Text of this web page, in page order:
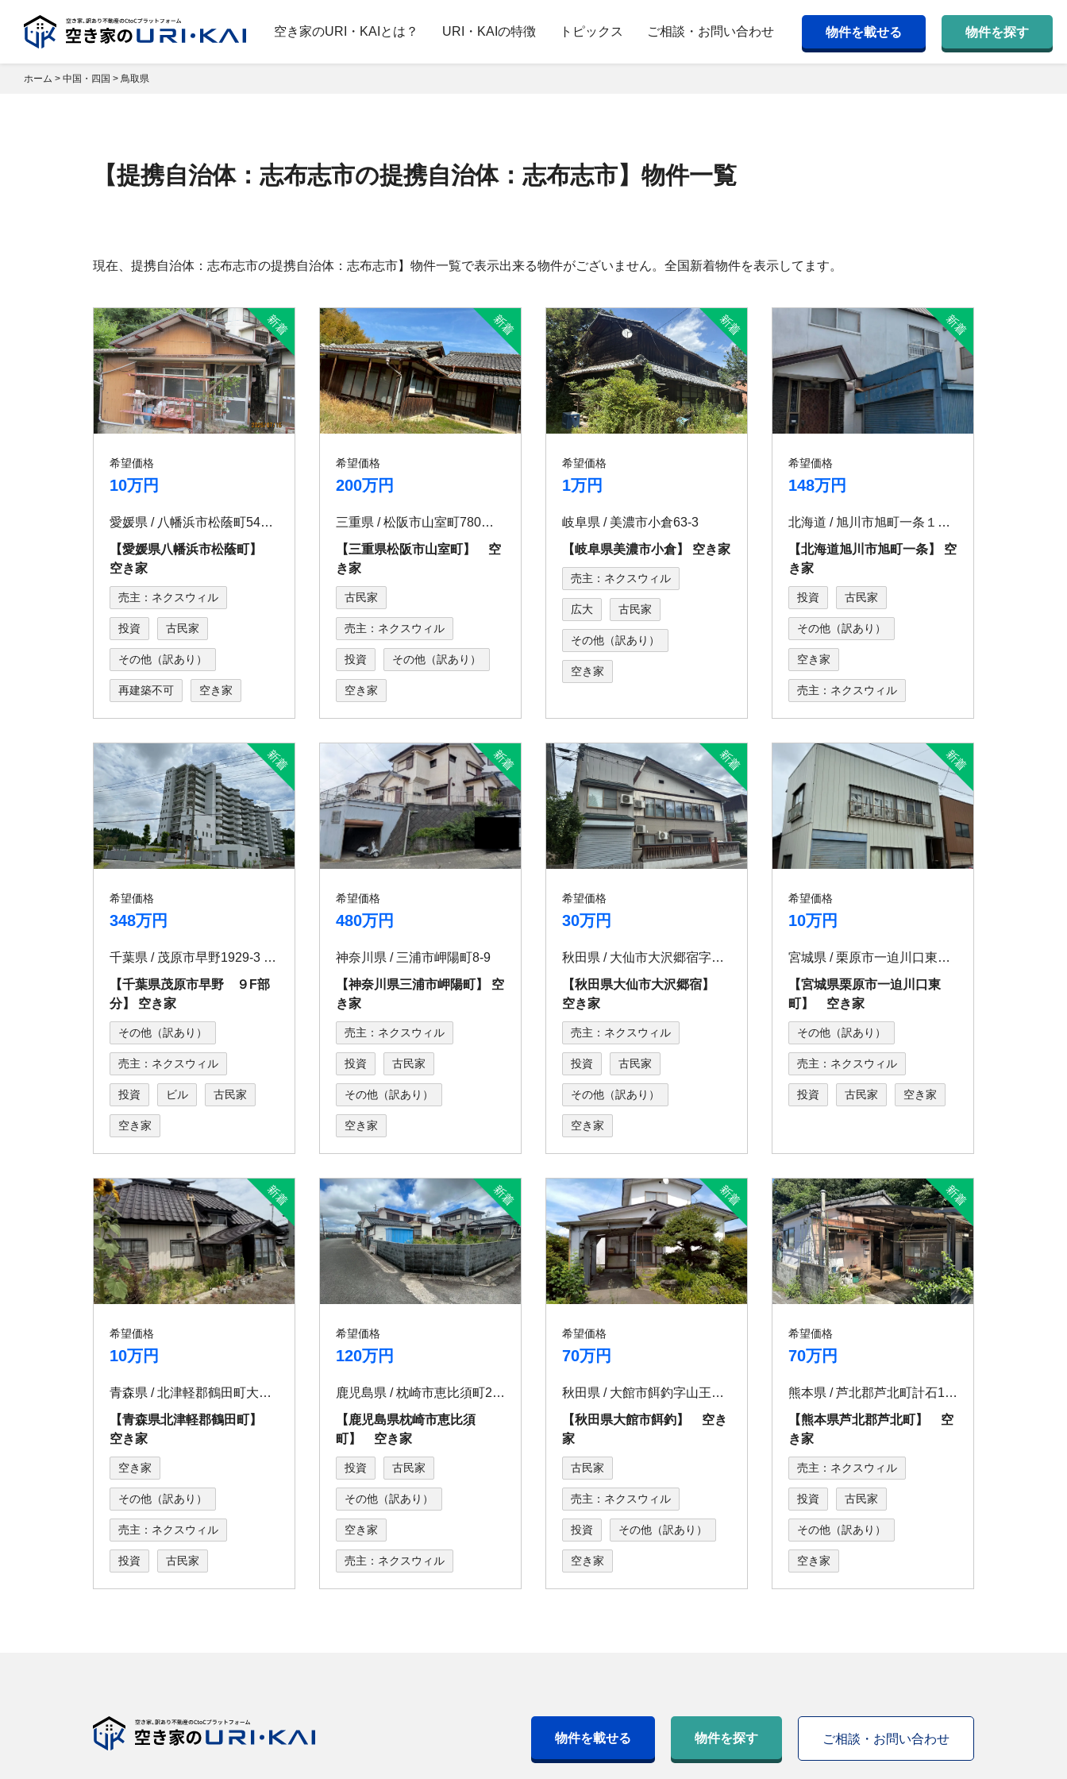
空き家のURI・KAIとは？ URI・KAIの特徴 トピックス ご相談・お問い合わせ 物件を載せる 物件を探す
ホーム > 中国・四国 > 鳥取県
【提携自治体：志布志市の提携自治体：志布志市】物件一覧
現在、提携自治体：志布志市の提携自治体：志布志市】物件一覧で表示出来る物件がございません。全国新着物件を表示してます。
希望価格
10万円
愛媛県 / 八幡浜市松蔭町547番地3
【愛媛県八幡浜市松蔭町】
空き家
売主：ネクスウィル
投資 古民家
その他（訳あり）
再建築不可 空き家
希望価格
200万円
三重県 / 松阪市山室町780番地
【三重県松阪市山室町】 空
き家
古民家
売主：ネクスウィル
投資 その他（訳あり）
空き家
希望価格
1万円
岐阜県 / 美濃市小倉63-3
【岐⾩県美濃市⼩倉】 空き家
売主：ネクスウィル
広大 古民家
その他（訳あり）
空き家
希望価格
148万円
北海道 / 旭川市旭町⼀条１８丁⽬2156-31
【北海道旭川市旭町⼀条】 空
き家
投資 古民家
その他（訳あり）
空き家
売主：ネクスウィル
希望価格
348万円
千葉県 / 茂原市早野1929-3 コスモ茂原 907
【千葉県茂原市早野 ９F部
分】 空き家
その他（訳あり）
売主：ネクスウィル
投資 ビル 古民家
空き家
希望価格
480万円
神奈川県 / 三浦市岬陽町8-9
【神奈川県三浦市岬陽町】 空
き家
売主：ネクスウィル
投資 古民家
その他（訳あり）
空き家
希望価格
30万円
秋田県 / 大仙市大沢郷宿字宿74
【秋田県大仙市大沢郷宿】
空き家
売主：ネクスウィル
投資 古民家
その他（訳あり）
空き家
希望価格
10万円
宮城県 / 栗原市一迫川口東町23番
【宮城県栗原市一迫川口東
町】 空き家
その他（訳あり）
売主：ネクスウィル
投資 古民家 空き家
希望価格
10万円
青森県 / 北津軽郡鶴田町大性一本柳40-1
【青森県北津軽郡鶴田町】
空き家
空き家
その他（訳あり）
売主：ネクスウィル
投資 古民家
希望価格
120万円
鹿児島県 / 枕崎市恵比須町205
【鹿児島県枕崎市恵比須
町】 空き家
投資 古民家
その他（訳あり）
空き家
売主：ネクスウィル
希望価格
70万円
秋田県 / 大館市餌釣字山王下117-5
【秋田県大館市餌釣】 空き
家
古民家
売主：ネクスウィル
投資 その他（訳あり）
空き家
希望価格
70万円
熊本県 / 芦北郡芦北町計石1474-4
【熊本県芦北郡芦北町】 空
き家
売主：ネクスウィル
投資 古民家
その他（訳あり）
空き家
物件を載せる 物件を探す ご相談・お問い合わせ